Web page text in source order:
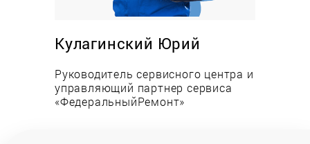
выдачи аппарата клиенту. Гарантия
установленные детали. Случаи обращения наших
являются достаточно редкими.
Кулагинский Юрий
Руководитель сервисного центра и
управляющий партнер сервиса
«ФедеральныйРемонт»